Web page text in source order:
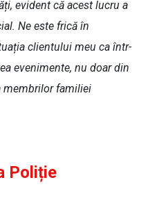
evident că acest lucru a
Ne este frică în
clientului meu ca într-
evenimente, nu doar din
membrilor familiei
Poliție